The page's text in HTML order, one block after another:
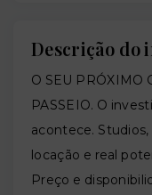
Descrição do
O SEU PRÓXIMO
PASSEIO. O
acontece.
locação e real
Preço e